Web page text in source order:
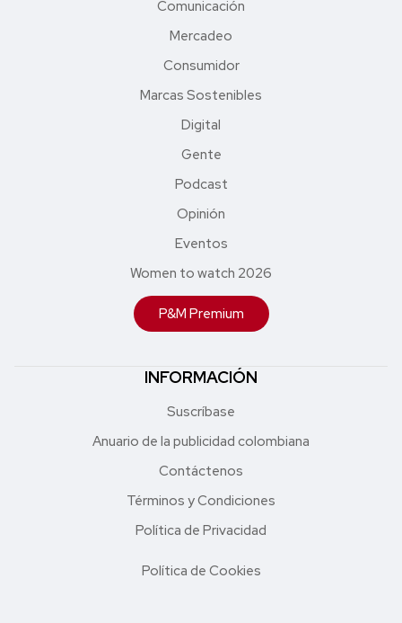
Comunicación
Mercadeo
Consumidor
Marcas Sostenibles
Digital
Gente
Podcast
Opinión
Eventos
Women to watch 2026
P&M Premium
INFORMACIÓN
Suscríbase
Anuario de la publicidad colombiana
Contáctenos
Términos y Condiciones
Política de Privacidad
Política de Cookies